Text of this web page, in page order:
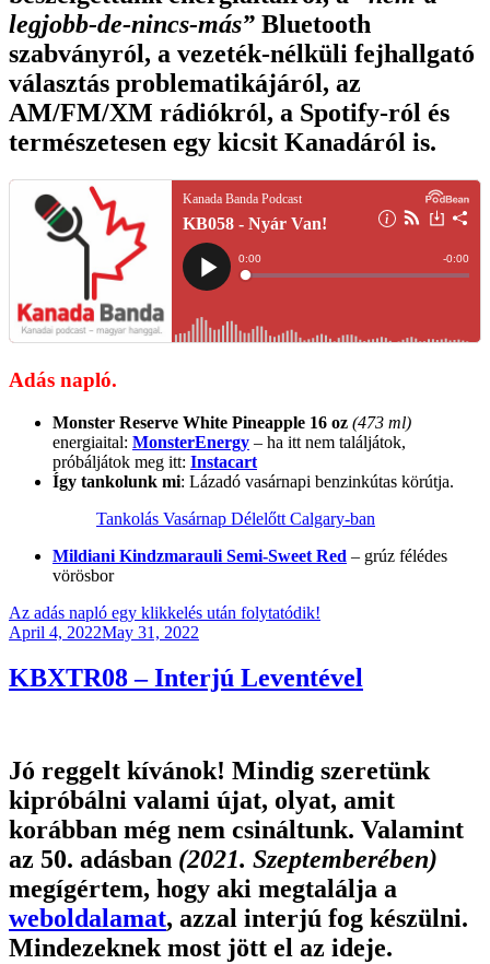
legjobb-de-nincs-más” Bluetooth
szabványról, a vezeték-nélküli fejhallgató
választás problematikájáról, az
AM/FM/XM rádiókról, a Spotify-ról és
természetesen egy kicsit Kanadáról is.
Adás napló.
Monster Reserve White Pineapple 16 oz (473 ml)
energiaital: MonsterEnergy – ha itt nem találjátok,
próbáljátok meg itt: Instacart
Így tankolunk mi: Lázadó vasárnapi benzinkútas körútja.
Tankolás Vasárnap Délelőtt Calgary-ban
Mildiani Kindzmarauli Semi-Sweet Red – grúz félédes
vörösbor
Az adás napló egy klikkelés után folytatódik!
Posted
April 4, 2022May 31, 2022
KBXTR08 – Interjú Leventével
Jó reggelt kívánok! Mindig szeretünk
kipróbálni valami újat, olyat, amit
korábban még nem csináltunk. Valamint
az 50. adásban (2021. Szeptemberében)
megígértem, hogy aki megtalálja a
weboldalamat, azzal interjú fog készülni.
Mindezeknek most jött el az ideje.